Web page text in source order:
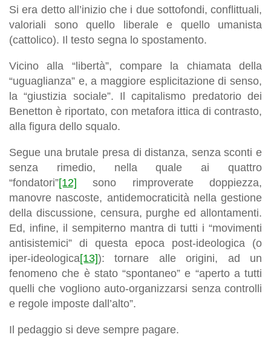
Si era detto all’inizio che i due sottofondi, conflittuali,
valoriali sono quello liberale e quello umanista
(cattolico). Il testo segna lo spostamento.
Vicino alla “libertà”, compare la chiamata della
“uguaglianza” e, a maggiore esplicitazione di senso,
la “giustizia sociale”. Il capitalismo predatorio dei
Benetton è riportato, con metafora ittica di contrasto,
alla figura dello squalo.
Segue una brutale presa di distanza, senza sconti e
senza rimedio, nella quale ai quattro
“fondatori”[12] sono rimproverate doppiezza,
manovre nascoste, antidemocraticità nella gestione
della discussione, censura, purghe ed allontamenti.
Ed, infine, il sempiterno mantra di tutti i “movimenti
antisistemici” di questa epoca post-ideologica (o
iper-ideologica[13]): tornare alle origini, ad un
fenomeno che è stato “spontaneo” e “aperto a tutti
quelli che vogliono auto-organizzarsi senza controlli
e regole imposte dall’alto”.
Il pedaggio si deve sempre pagare.